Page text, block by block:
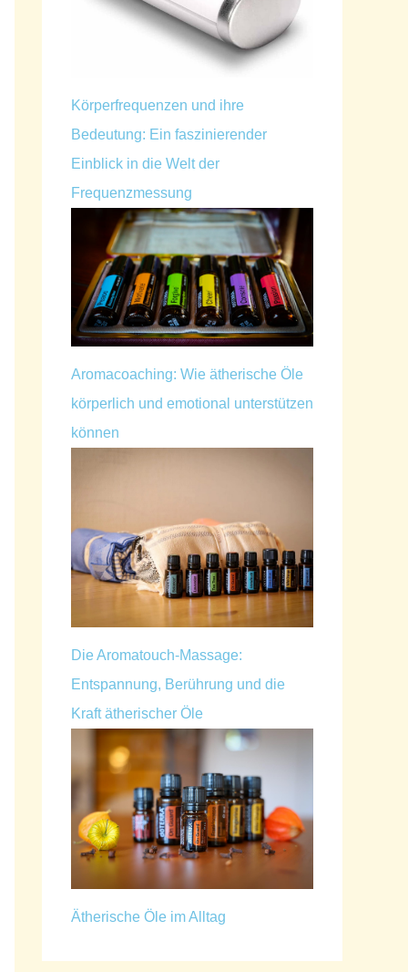
Körperfrequenzen und ihre
Bedeutung: Ein faszinierender
Einblick in die Welt der
Frequenzmessung
Aromacoaching: Wie ätherische Öle
körperlich und emotional unterstützen
können
Die Aromatouch-Massage:
Entspannung, Berührung und die
Kraft ätherischer Öle
Ätherische Öle im Alltag